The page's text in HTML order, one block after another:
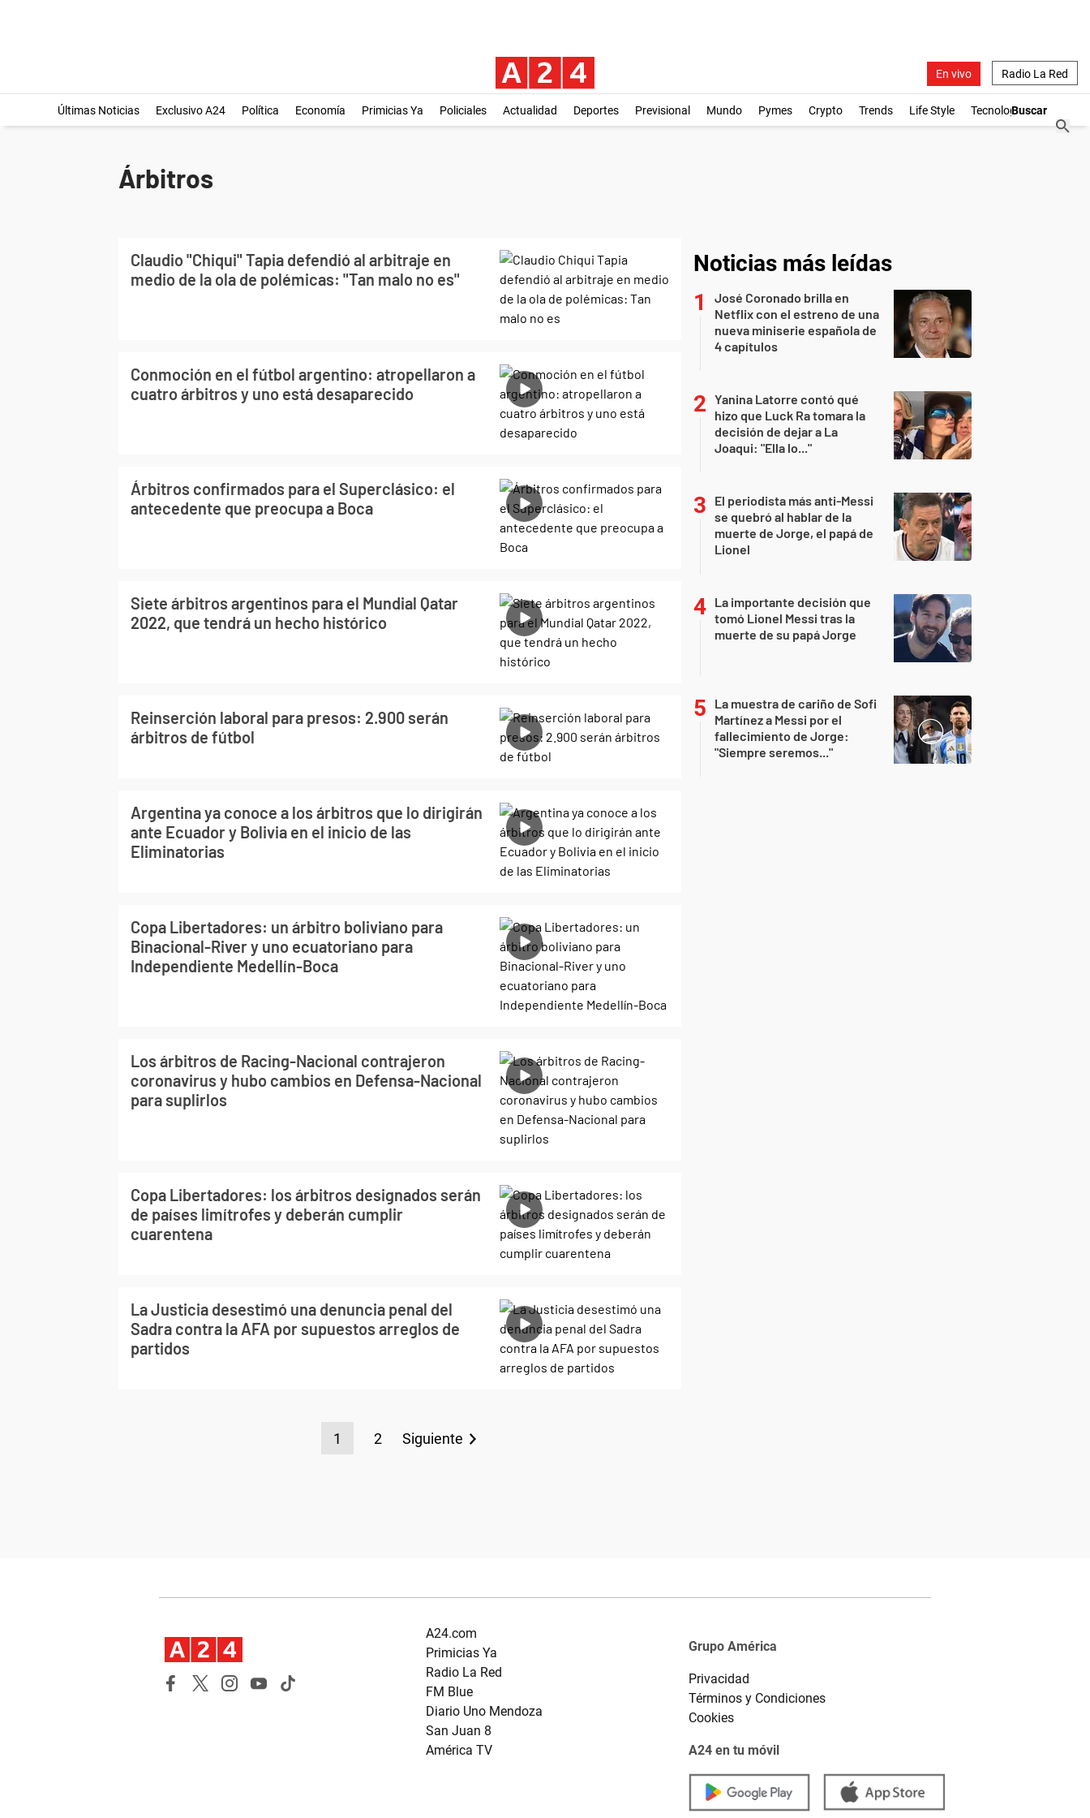
En vivo Radio La Red
Últimas Noticias Exclusivo A24 Política Economía Primicias Ya Policiales Actualidad Deportes Previsional Mundo Pymes Crypto Trends Life Style Tecnología
Árbitros
Claudio "Chiqui" Tapia defendió al arbitraje en
medio de la ola de polémicas: "Tan malo no es"
Conmoción en el fútbol argentino: atropellaron a
cuatro árbitros y uno está desaparecido
Árbitros confirmados para el Superclásico: el
antecedente que preocupa a Boca
Siete árbitros argentinos para el Mundial Qatar
2022, que tendrá un hecho histórico
Reinserción laboral para presos: 2.900 serán
árbitros de fútbol
Argentina ya conoce a los árbitros que lo dirigirán
ante Ecuador y Bolivia en el inicio de las
Eliminatorias
Copa Libertadores: un árbitro boliviano para
Binacional-River y uno ecuatoriano para
Independiente Medellín-Boca
Los árbitros de Racing-Nacional contrajeron
coronavirus y hubo cambios en Defensa-Nacional
para suplirlos
Copa Libertadores: los árbitros designados serán
de países limítrofes y deberán cumplir
cuarentena
La Justicia desestimó una denuncia penal del
Sadra contra la AFA por supuestos arreglos de
partidos
1 2 Siguiente
Noticias más leídas
José Coronado brilla en
Netflix con el estreno de una
nueva miniserie española de
4 capítulos
Yanina Latorre contó qué
hizo que Luck Ra tomara la
decisión de dejar a La
Joaqui: "Ella lo..."
El periodista más anti-Messi
se quebró al hablar de la
muerte de Jorge, el papá de
Lionel
La importante decisión que
tomó Lionel Messi tras la
muerte de su papá Jorge
La muestra de cariño de Sofi
Martínez a Messi por el
fallecimiento de Jorge:
"Siempre seremos..."
A24.com
Primicias Ya
Radio La Red
FM Blue
Diario Uno Mendoza
San Juan 8
América TV
Grupo América
Privacidad
Términos y Condiciones
Cookies
A24 en tu móvil